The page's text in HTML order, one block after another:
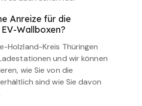
Anreize für die
Wallboxen?
Holzland-Kreis Thüringen
und wir können
wie Sie von die
sind wie Sie davon